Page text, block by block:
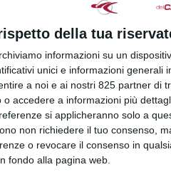
della tua
informazioni su un
unici e informazioni generali
a noi e ai nostri 825 partner di
o accedere a informazioni più
si applicheranno solo a
non richiedere il tuo consenso,
o revocare il consenso in
fondo alla pagina web.
del
Terminologia
Nozioni elementari di fisica
di stabilità di
principali
Tipi di allestimento e
di comando a
delle